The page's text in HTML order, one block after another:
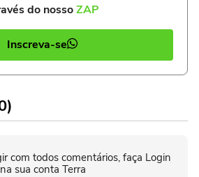
do nossoZAP
Inscreva-se
com todos comentários, faça Login
na sua conta Terra